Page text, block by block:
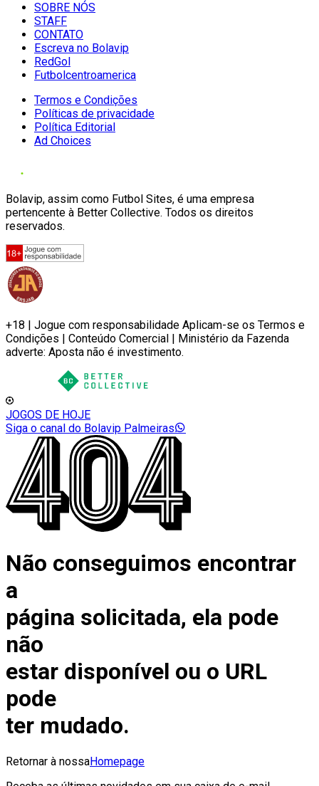
SOBRE NÓS
STAFF
CONTATO
Escreva no Bolavip
RedGol
Futbolcentroamerica
Termos e Condições
Políticas de privacidade
Política Editorial
Ad Choices
Bolavip, assim como Futbol Sites, é uma empresa
pertencente à Better Collective. Todos os direitos
reservados.
+18 | Jogue com responsabilidade Aplicam-se os Termos e
Condições | Conteúdo Comercial | Ministério da Fazenda
adverte: Aposta não é investimento.
JOGOS DE HOJE
Siga o canal do Bolavip Palmeiras
Não conseguimos encontrar
a
página solicitada, ela pode
não
estar disponível ou o URL
pode
ter mudado.
Retornar à nossaHomepage